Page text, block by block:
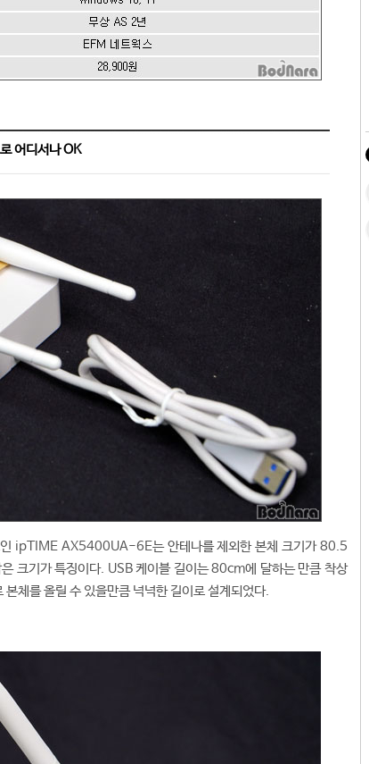
어디서나 OK
ipTIME AX5400UA-6E는 안테나를 제외한 본체 크기가 80.5
기가 특징이다. USB 케이블 길이는 80cm에 달하는 만큼 착상
체를 올릴 수 있을만큼 넉넉한 길이로 설계되었다.